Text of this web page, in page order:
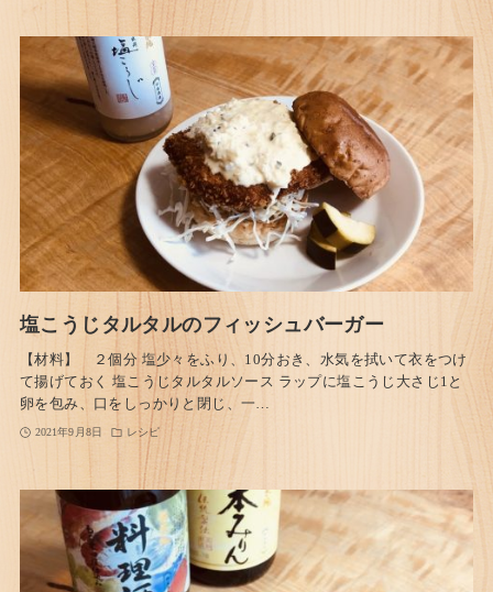
塩こうじタルタルのフィッシュバーガー
【材料】 ２個分 塩少々をふり、10分おき、水気を拭いて衣をつけ
て揚げておく 塩こうじタルタルソース ラップに塩こうじ大さじ1と
卵を包み、口をしっかりと閉じ、一…
2021年9月8日 レシピ